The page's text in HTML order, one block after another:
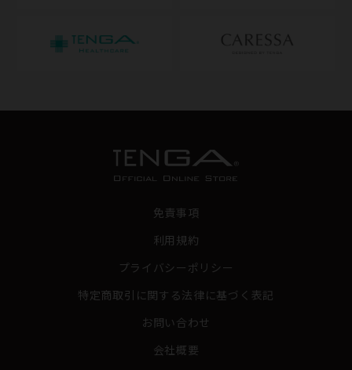
免責事項
利用規約
プライバシーポリシー
特定商取引に関する法律に基づく表記
お問い合わせ
会社概要